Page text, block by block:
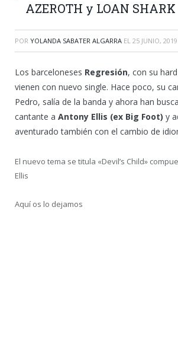
AZEROTH y LOAN SHARK
POR YOLANDA SABATER ALGARRA EL 25 JUNIO, 2019
Los barceloneses Regresión, con su
vienen con nuevo single. Hace poco, su
Pedro, salía de la banda y ahora han
cantante a Antony Ellis (ex Big Foot) y
aventurado también con el cambio de
El nuevo tema se titula «Devil’s Child»
Ellis
Aquí os lo dejamos